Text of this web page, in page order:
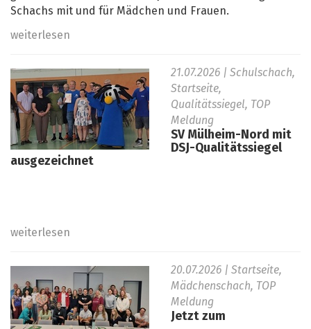
Schachs mit und für Mädchen und Frauen.
weiterlesen
21.07.2026 | Schulschach,
Startseite,
Qualitätssiegel, TOP
Meldung
SV Mülheim-Nord mit
DSJ-Qualitätssiegel
ausgezeichnet
weiterlesen
20.07.2026 | Startseite,
Mädchenschach, TOP
Meldung
Jetzt zum